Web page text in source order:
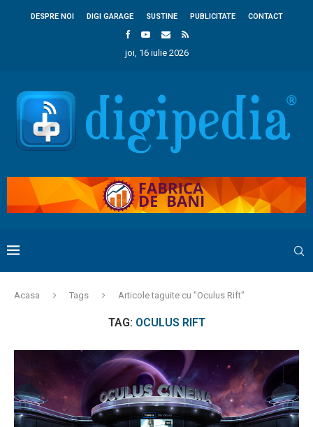
DESPRE NOI DIGI GARAGE SUSTINE PUBLICITATE CONTACT
joi, 16 iulie 2026
Acasa Tags Articole taguite cu "Oculus Rift"
TAG: OCULUS RIFT